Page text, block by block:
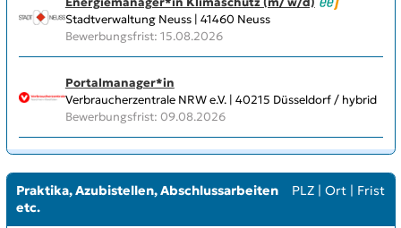
Stadtverwaltung Neuss | 41460 Neuss
Bewerbungsfrist: 15.08.2026
Portalmanager*in
Verbraucherzentrale NRW e.V. | 40215 Düsseldorf / hybrid
Bewerbungsfrist: 09.08.2026
Praktika, Azubistellen, Abschlussarbeiten
etc.
PLZ |Ort Frist